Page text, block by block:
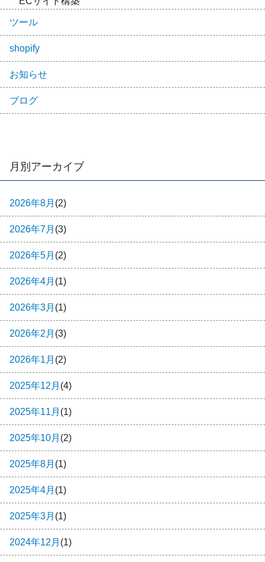
ツール
shopify
お知らせ
ブログ
月別アーカイブ
2026年8月 (2)
2026年7月 (3)
2026年5月 (2)
2026年4月 (1)
2026年3月 (1)
2026年2月 (3)
2026年1月 (2)
2025年12月 (4)
2025年11月 (1)
2025年10月 (2)
2025年8月 (1)
2025年4月 (1)
2025年3月 (1)
2024年12月 (1)